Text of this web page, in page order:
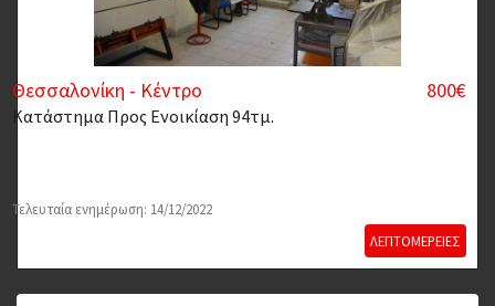
Θεσσαλονίκη - Κέντρο 800€
Κατάστημα Προς Ενοικίαση 94τμ.
Τελευταία ενημέρωση: 14/12/2022
ΛΕΠΤΟΜΕΡΕΙΕΣ